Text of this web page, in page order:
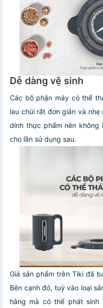
Dễ dàng vệ sinh
Các bộ phận máy có thể
lau chùi rất đơn giản và
dính thực phẩm nên
cho lần sử dụng sau.
Giá sản phẩm trên Tiki đã
Bên cạnh đó, tuỳ vào loại
hàng mà có thể phát